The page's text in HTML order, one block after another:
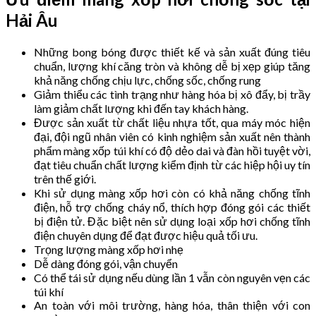
Hải Âu
Những bong bóng được thiết kế và sản xuất đúng tiêu
chuẩn, lượng khí căng tròn và không dễ bị xẹp giúp tăng
khả năng chống chịu lực, chống sốc, chống rung
Giảm thiểu các tình trạng như hàng hóa bị xô đẩy, bị trầy
làm giảm chất lượng khi đến tay khách hàng.
Được sản xuất từ chất liệu nhựa tốt, qua máy móc hiện
đại, đội ngũ nhân viên có kinh nghiệm sản xuất nên thành
phẩm màng xốp túi khí có độ dẻo dai và đàn hồi tuyệt vời,
đạt tiêu chuẩn chất lượng kiểm định từ các hiệp hội uy tín
trên thế giới.
Khi sử dụng màng xốp hơi còn có khả năng chống tĩnh
điện, hỗ trợ chống cháy nổ, thích hợp đóng gói các thiết
bị điện tử. Đặc biệt nên sử dụng loại xốp hơi chống tĩnh
điện chuyên dụng để đạt được hiệu quả tối ưu.
Trọng lượng màng xốp hơi nhẹ
Dễ dàng đóng gói, vận chuyển
Có thể tái sử dụng nếu dùng lần 1 vẫn còn nguyên vẹn các
túi khí
An toàn với môi trường, hàng hóa, thân thiện với con